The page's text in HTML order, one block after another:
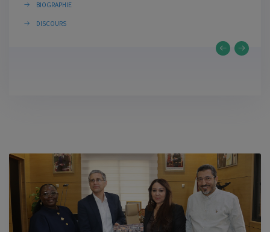
BIOGRAPHIE
DISCOURS